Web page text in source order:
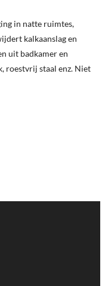
in natte ruimtes,
kalkaanslag en
uit badkamer en
roestvrij staal enz. Niet